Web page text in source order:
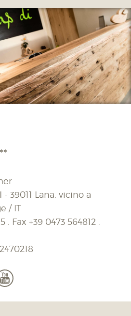
39011 Lana, vicino a
/ IT
. Fax +39 0473 564812 .
r